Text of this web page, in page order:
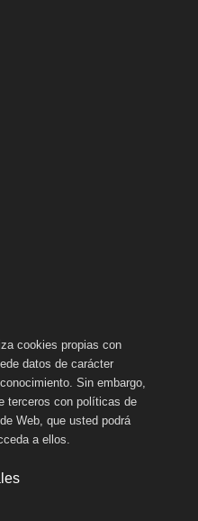
cookies propias con
datos de carácter
Sin embargo,
terceros con políticas de
Web, que usted podrá
a ellos.